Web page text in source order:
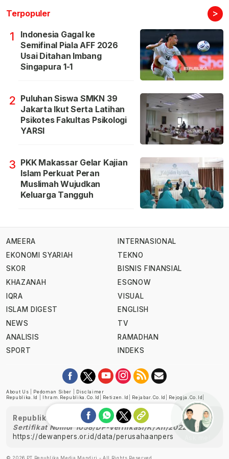
Terpopuler >
1
Indonesia Gagal ke
Semifinal Piala AFF 2026
Usai Ditahan Imbang
Singapura 1-1
2 Puluhan Siswa SMKN 39
Jakarta Ikut Serta Latihan
Psikotes Fakultas Psikologi
YARSI
3 PKK Makassar Gelar Kajian
Islam Perkuat Peran
Muslimah Wujudkan
Keluarga Tangguh
AMEERA
EKONOMI SYARIAH
SKOR
KHAZANAH
IQRA
ISLAM DIGEST
NEWS
ANALISIS
SPORT
INTERNASIONAL
TEKNO
BISNIS FINANSIAL
ESGNOW
VISUAL
ENGLISH
TV
RAMADHAN
INDEKS
About Us Pedoman Siber
Disclaimer
Republika.id
Ihram.republika.co.id Retizen.id Rejabar.co.id Rejogja.co.id
Republika telah diverifikasi oleh Dewan Pers
Sertifikat Nomor 1058/DP-Verifikasi/K/XII/2022
https://dewanpers.or.id/data/perusahaanpers